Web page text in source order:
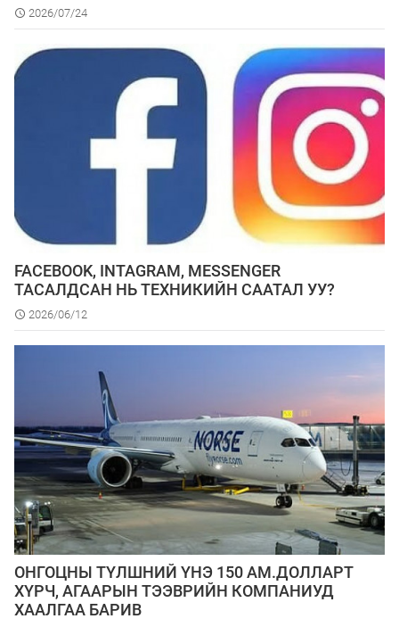
2026/07/24
FACEBOOK, INTAGRAM, MESSENGER
ТАСАЛДСАН НЬ ТЕХНИКИЙН СААТАЛ УУ?
2026/06/12
ОНГОЦНЫ ТҮЛШНИЙ ҮНЭ 150 АМ.ДОЛЛАРТ
ХҮРЧ, АГААРЫН ТЭЭВРИЙН КОМПАНИУД
ХААЛГАА БАРИВ